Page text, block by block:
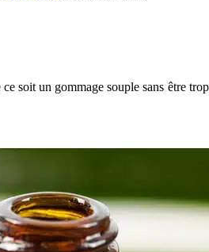
soit un gommage souple sans être